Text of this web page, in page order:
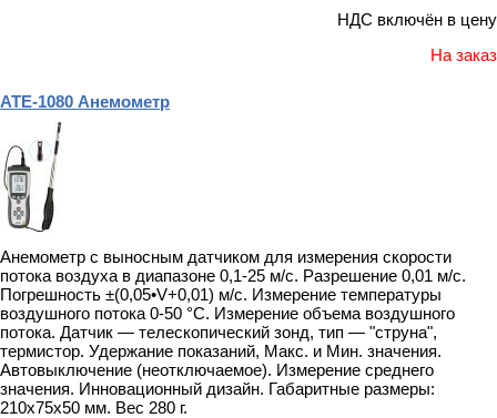
НДС включён в цену
На заказ
АТЕ-1080 Анемометр
Анемометр с выносным датчиком для измерения скорости
потока воздуха в диапазоне 0,1-25 м/с. Разрешение 0,01 м/с.
Погрешность ±(0,05•V+0,01) м/с. Измерение температуры
воздушного потока 0-50 °С. Измерение объема воздушного
потока. Датчик — телескопический зонд, тип — "струна",
термистор. Удержание показаний, Макс. и Мин. значения.
Автовыключение (неотключаемое). Измерение среднего
значения. Инновационный дизайн. Габаритные размеры:
210х75х50 мм. Вес 280 г.